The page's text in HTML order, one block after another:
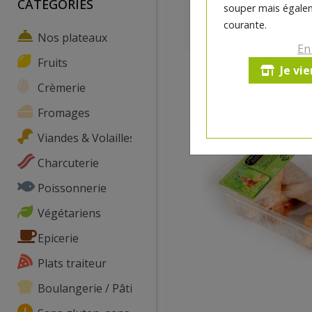
CATEGORIES
Nos plateaux
Fruits
Crèmerie
Fromages
Viandes & Volailles
Charcuterie
Poissonnerie
Végétariens
Epicerie
Plats traiteur
Boulangerie / Pâtisserie
souper mais
courante.
Je